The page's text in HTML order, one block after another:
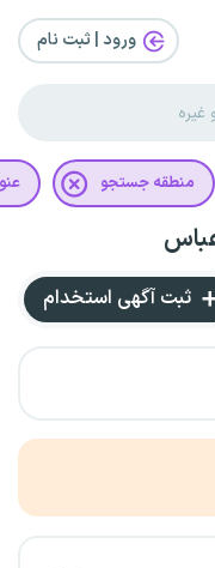
ورود | ثبت‌ نام
منطقه جستجو
ثبت آگهی استخدام